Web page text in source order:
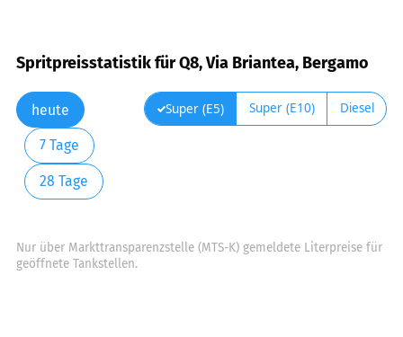
Spritpreisstatistik für Q8, Via Briantea, Bergamo
heute
7 Tage
28 Tage
Super (E5) Super (E10) Diesel
Nur über Markttransparenzstelle (MTS-K) gemeldete Literpreise für
geöffnete Tankstellen.